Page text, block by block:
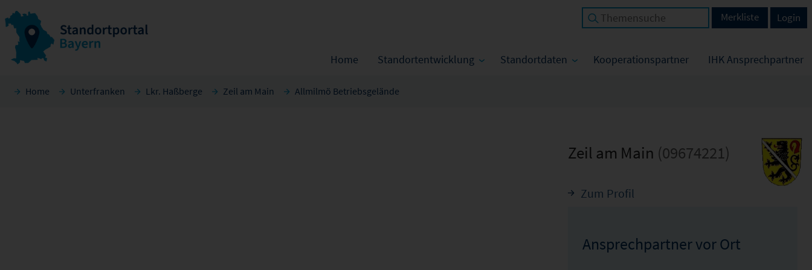
Home Standortentwicklung Standortdaten Kooperationspartner IHK Ansprechpartner
Login
Merkliste
Home Unterfranken Lkr. Haßberge Zeil am Main Allmilmö Betriebsgelände
Zeil am Main (09674221)
Zum Profil
Ansprechpartner vor Ort